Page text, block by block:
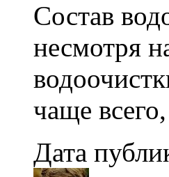
Состав
несмотря
чаще
Дата